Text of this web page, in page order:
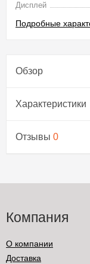
Дисплей
Подробные
Обзор
Характеристики
Отзывы 0
Компания
О компании
Доставка